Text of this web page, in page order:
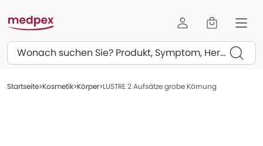
Suchen
Startseite Kosmetik Körper LUSTRE 2 Aufsätze grobe Körnung